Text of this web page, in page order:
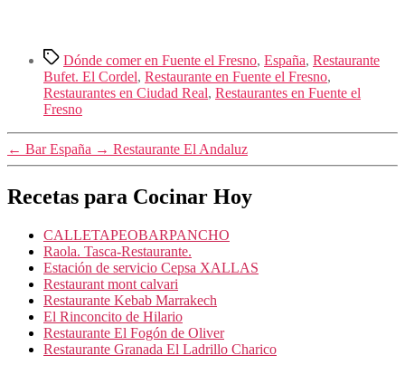
Etiquetas
Dónde comer en Fuente el Fresno, España, Restaurante
Bufet. El Cordel, Restaurante en Fuente el Fresno,
Restaurantes en Ciudad Real, Restaurantes en Fuente el
Fresno
← Bar España → Restaurante El Andaluz
Recetas para Cocinar Hoy
CALLETAPEOBARPANCHO
Raola. Tasca-Restaurante.
Estación de servicio Cepsa XALLAS
Restaurant mont calvari
Restaurante Kebab Marrakech
El Rinconcito de Hilario
Restaurante El Fogón de Oliver
Restaurante Granada El Ladrillo Charico